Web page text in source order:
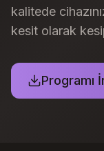
kalitede
kesit olarak
Programı